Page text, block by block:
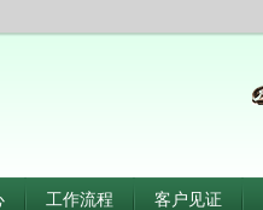
工作流程 客户见证